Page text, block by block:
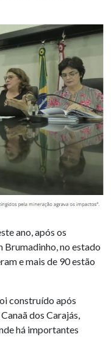
ano, após os
Brumadinho, no estado
e mais de 90 estão
construído após
dos Carajás,
há importantes